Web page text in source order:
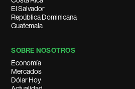
El Salvador
República Dominicana
Guatemala
SOBRE NOSOTROS
Economía
Mercados
Dólar Hoy